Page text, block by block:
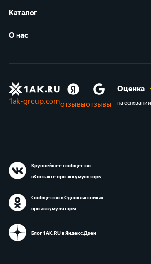
Каталог
О нас
1ak-group.comотзывыотзывы
Оценка
на основании
Крупнейшее сообщество
вКонтакте про аккумуляторы
Сообщество в Одноклассниках
про аккумуляторы
Блог 1АК.RU в Яндекс.Дзен